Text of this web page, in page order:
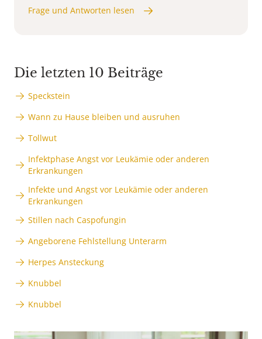
Frage und Antworten lesen
Die letzten 10 Beiträge
Speckstein
Wann zu Hause bleiben und ausruhen
Tollwut
Infektphase Angst vor Leukämie oder anderen
Erkrankungen
Infekte und Angst vor Leukämie oder anderen
Erkrankungen
Stillen nach Caspofungin
Angeborene Fehlstellung Unterarm
Herpes Ansteckung
Knubbel
Knubbel